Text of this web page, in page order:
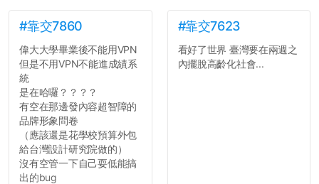
#靠交7860
偉大大學畢業後不能用VPN
但是不用VPN不能進成績系
統
是在哈囉？？？？
有空在那邊發內容超智障的
品牌形象問卷
（應該還是花學校預算外包
給台灣設計研究院做的）
沒有空管一下自己耍低能搞
出的bug
#靠交7623
看好了世界 臺灣要在兩週之
內擺脫高齡化社會...